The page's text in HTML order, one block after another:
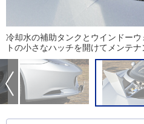
冷却水の補助タンクとウインドー
トの小さなハッチを開けてメンテナ